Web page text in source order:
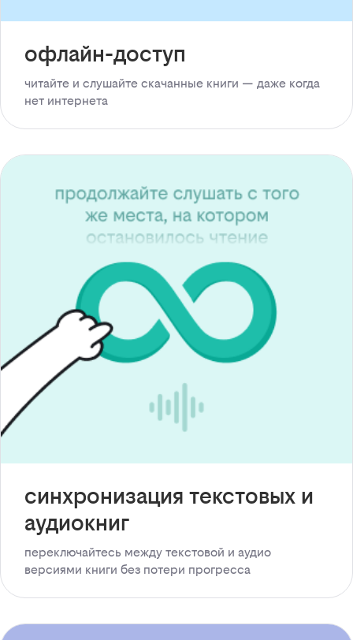
офлайн-доступ
читайте и слушайте скачанные книги — даже когда
нет интернета
синхронизация текстовых и
аудиокниг
переключайтесь между текстовой и аудио
версиями книги без потери прогресса